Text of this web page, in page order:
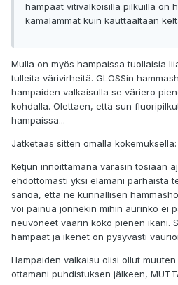
hampaat vitivalkoisilla pilkuilla on
kamalammat kuin kauttaaltaan
Mulla on myös hampaissa tuollaisia
tulleita värivirheitä. GLOSSin
hampaiden valkaisulla se väriero
kohdalla. Olettaen, että sun
hampaissa...
Jatketaas sitten omalla kokemuksella:
Ketjun innoittamana varasin tosiaan
ehdottomasti yksi elämäni parhaista
sanoa, että ne kunnallisen
voi painua jonnekin mihin aurinko ei
neuvoneet väärin koko pienen ikäni.
hampaat ja ikenet on pysyvästi
Hampaiden valkaisu olisi ollut
ottamani puhdistuksen jälkeen,